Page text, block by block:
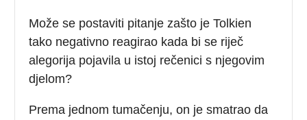
Može se postaviti pitanje zašto je Tolkien
tako negativno reagirao kada bi se riječ
alegorija pojavila u istoj rečenici s njegovim
djelom?
Prema jednom tumačenju, on je smatrao da